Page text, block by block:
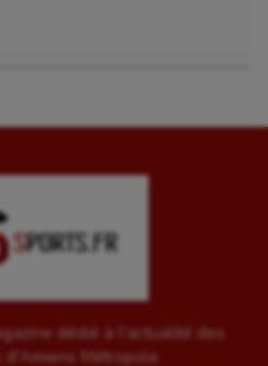
dédié à l'actualité des
Métropole.